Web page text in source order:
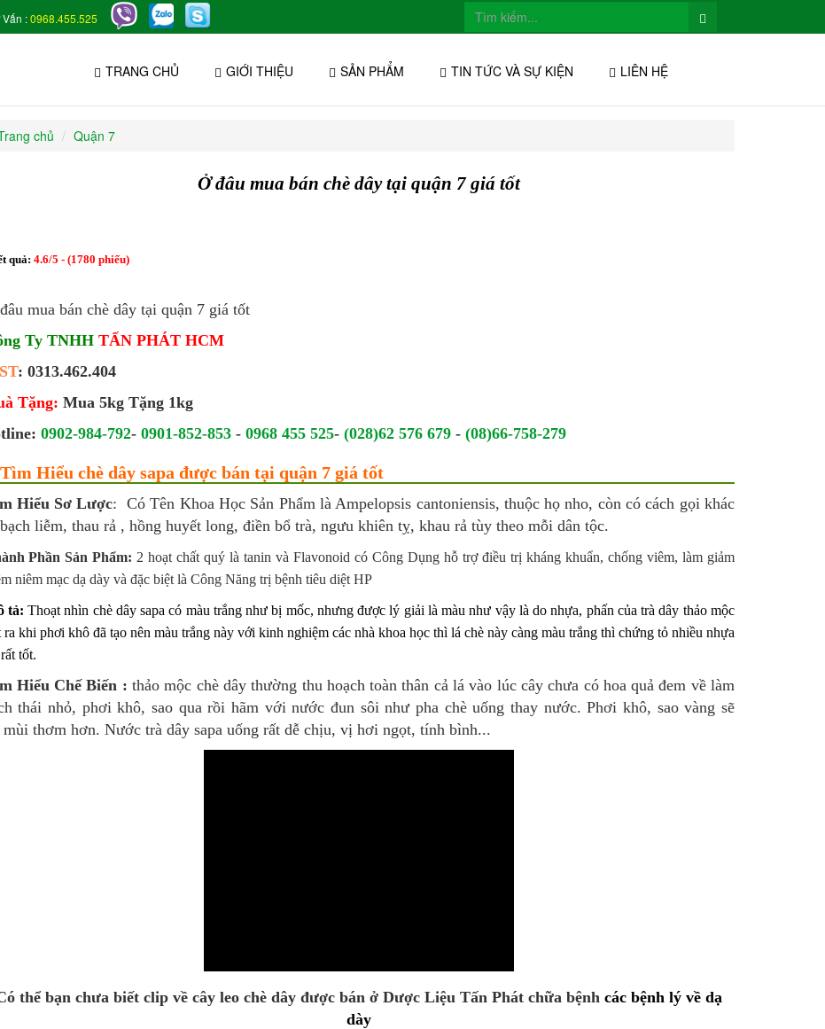
Vấn :0968.455.525
TRANG CHỦ GIỚI THIỆU SẢN PHẨM TIN TỨC VÀ SỰ KIỆN LIÊN HỆ
chủ Quận 7
Ở đâu mua bán chè dây tại quận 7 giá tốt
quả: 4.6/5 - (1780 phiếu)
mua bán chè dây tại quận 7 giá tốt
Ty TNHH TẤN PHÁT HCM
: 0313.462.404
Tặng: Mua 5kg Tặng 1kg
0902-984-792- 0901-852-853- 0968 455 525- (028)62 576 679- (08)66-758-279
Hiểu chè dây sapa được bán tại quận 7 giá tốt
Hiểu Sơ Lược: Có Tên Khoa Học Sản Phẩm là Ampelopsis cantoniensis, thuộc họ nho, còn có cách gọi khác
liễm, thau rả , hồng huyết long, điền bổ trà, ngưu khiên tỵ, khau rả tùy theo mỗi dân tộc.
Phần Sản Phẩm: 2 hoạt chất quý là tanin và Flavonoid có Công Dụng hỗ trợ điều trị kháng khuẩn, chống viêm, làm giảm
niêm mạc dạ dày và đặc biệt là Công Năng trị bệnh tiêu diệt HP
tả: Thoạt nhìn chè dây sapa có màu trắng như bị mốc, nhưng được lý giải là màu như vậy là do nhựa, phấn của trà dây thảo mộc
ra khi phơi khô đã tạo nên màu trắng này với kinh nghiệm các nhà khoa học thì lá chè này càng màu trắng thì chứng tỏ nhiều nhựa
tốt.
Hiểu Chế Biến : thảo mộc chè dây thường thu hoạch toàn thân cả lá vào lúc cây chưa có hoa quả đem về làm
thái nhỏ, phơi khô, sao qua rồi hãm với nước đun sôi như pha chè uống thay nước. Phơi khô, sao vàng sẽ
mùi thơm hơn. Nước trà dây sapa uống rất dễ chịu, vị hơi ngọt, tính bình...
thể bạn chưa biết clip về cây leo chè dây được bán ở Dược Liệu Tấn Phátchữa bệnhcác bệnh lý về dạ
dày